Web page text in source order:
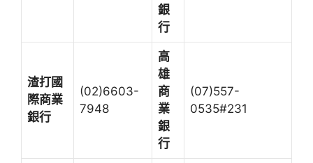
銀
行
渣打國
際商業
銀行
(02)6603-
7948
高
雄
商
業
銀
行
(07)557-
0535#231